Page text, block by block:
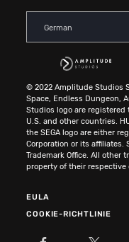
German
© 2022 Amplitude Studios
Space, Endless Dungeon,
Studios logo are
U.S. and other countries.
the SEGA logo are either
Corporation or its affiliates.
Trademark Office. All other
property of their respective
EULA
COOKIE-RICHTLINIE